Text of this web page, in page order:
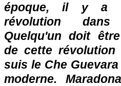
époque, il y a
révolution
Quelqu'un doit
de cette
suis le Che
moderne.